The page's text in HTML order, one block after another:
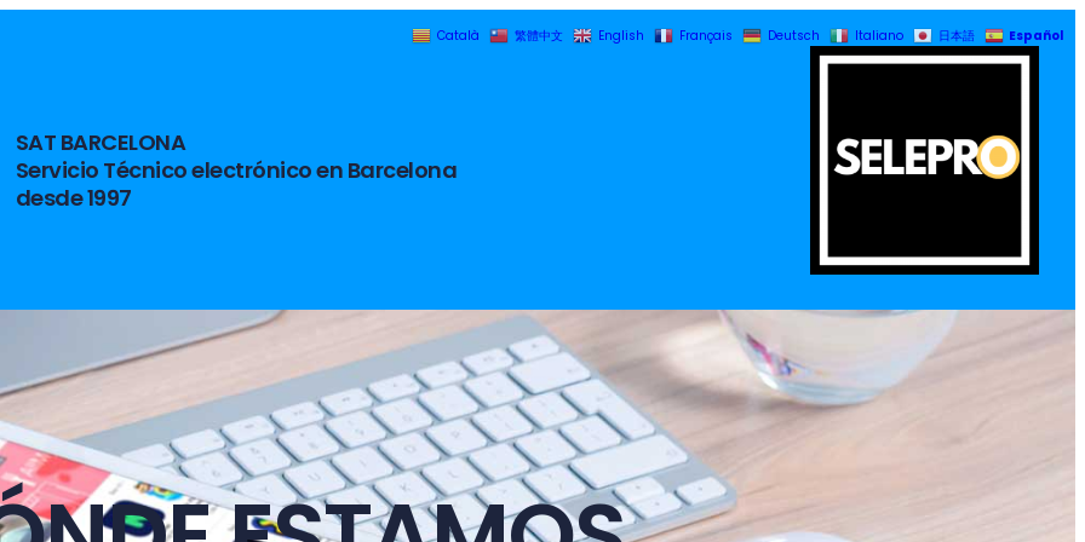
SAT BARCELONA
Servicio Técnico electrónico en Barcelona
desde 1997
Català 繁體中文 English Français Deutsch Italiano 日本語 Español